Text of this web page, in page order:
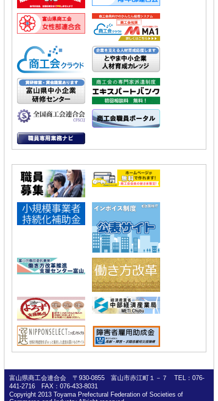
富山県商工会連合会 〒930-0855 富山市赤江町１－７ TEL：076-
441-2716 FAX：076-433-8031
Copyright 2013 Toyama Prefectural Federation of Societies of